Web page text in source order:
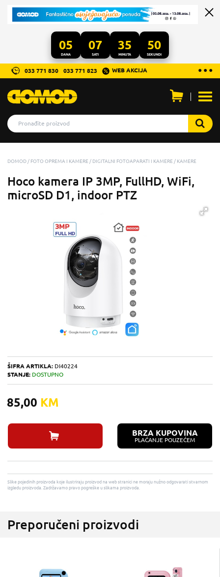
05
DANA
07
SATI
35
MINUTA
50
SEKUNDI
...
● ● ●
033 771 830 033 771 823 WEB AKCIJA
DOMOD FOTO OPREMA I KAMERE DIGITALNI FOTOAPARATI I KAMERE KAMERE
Hoco kamera IP 3MP, FullHD, WiFi,
microSD D1, indoor PTZ
ŠIFRA ARTIKLA: DI40224
STANJE: DOSTUPNO
85,00 KM
BRZA KUPOVINA
PLAĆANJE POUZEĆEM
Slike pojedinih proizvoda koje ilustriraju proizvod na web stranici ne moraju nužno odgovarati stvarnom
izgledu proizvoda. Zadržavamo pravo pogreške u slikama proizvoda.
Preporučeni proizvodi